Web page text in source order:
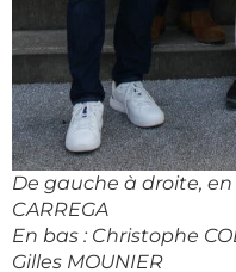
De gauche à droite, en
CARREGA
En bas : Christophe
Gilles MOUNIER